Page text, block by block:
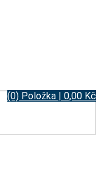
(0) Položka | 0,00 Kč